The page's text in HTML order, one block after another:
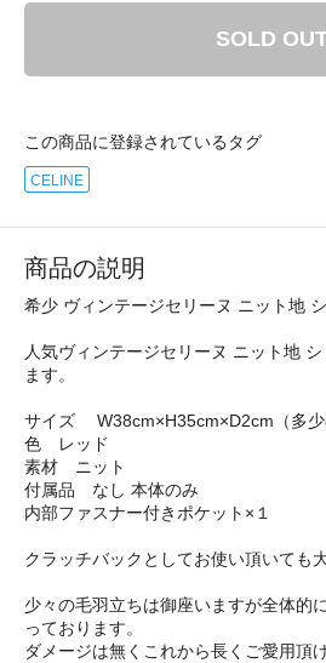
SOLD
この商品に登録されているタグ
CELINE
商品の説明
希少 ヴィンテージセリーヌ ニット地
人気ヴィンテージセリーヌ ニット地
ます。
サイズ W38cm×H35cm×D2cm（多少
色 レッド
素材 ニット
付属品 なし 本体のみ
内部ファスナー付きポケット×１
クラッチバックとしてお使い頂いても
少々の毛羽立ちは御座いますが全体的
っております。
ダメージは無くこれから長くご愛用頂け